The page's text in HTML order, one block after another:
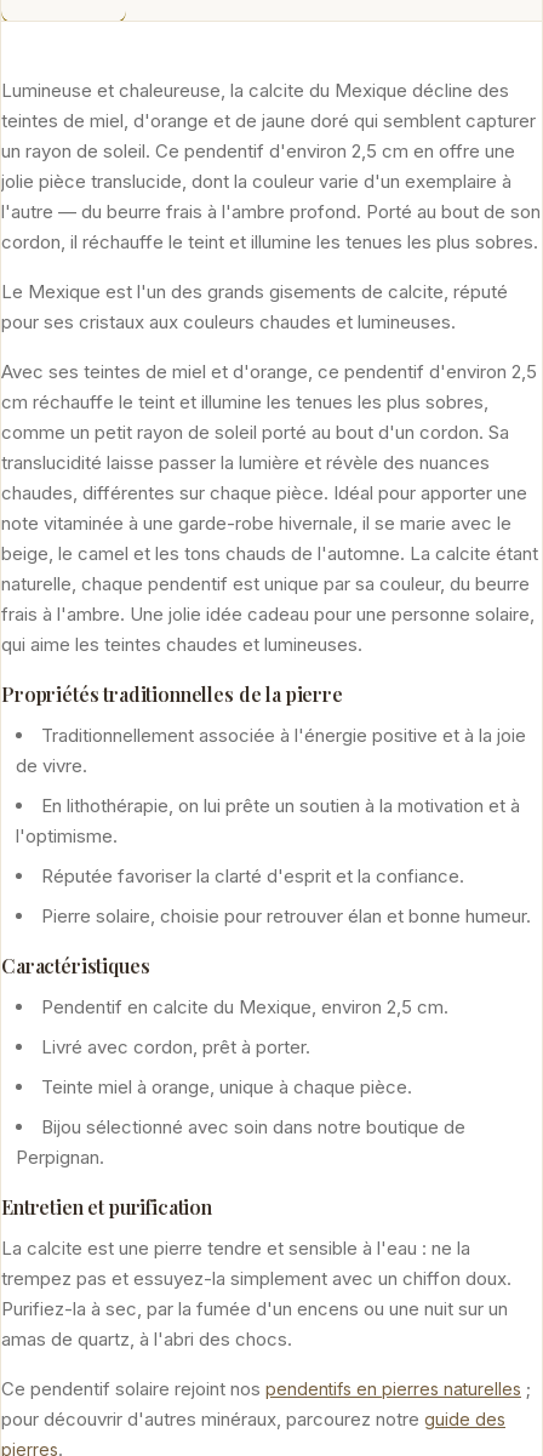
Lumineuse et chaleureuse, la calcite du Mexique décline des
teintes de miel, d'orange et de jaune doré qui semblent capturer
un rayon de soleil. Ce pendentif d'environ 2,5 cm en offre une
jolie pièce translucide, dont la couleur varie d'un exemplaire à
l'autre — du beurre frais à l'ambre profond. Porté au bout de son
cordon, il réchauffe le teint et illumine les tenues les plus sobres.
Le Mexique est l'un des grands gisements de calcite, réputé
pour ses cristaux aux couleurs chaudes et lumineuses.
Avec ses teintes de miel et d'orange, ce pendentif d'environ 2,5
cm réchauffe le teint et illumine les tenues les plus sobres,
comme un petit rayon de soleil porté au bout d'un cordon. Sa
translucidité laisse passer la lumière et révèle des nuances
chaudes, différentes sur chaque pièce. Idéal pour apporter une
note vitaminée à une garde-robe hivernale, il se marie avec le
beige, le camel et les tons chauds de l'automne. La calcite étant
naturelle, chaque pendentif est unique par sa couleur, du beurre
frais à l'ambre. Une jolie idée cadeau pour une personne solaire,
qui aime les teintes chaudes et lumineuses.
Propriétés traditionnelles de la pierre
Traditionnellement associée à l'énergie positive et à la joie
de vivre.
En lithothérapie, on lui prête un soutien à la motivation et à
l'optimisme.
Réputée favoriser la clarté d'esprit et la confiance.
Pierre solaire, choisie pour retrouver élan et bonne humeur.
Caractéristiques
Pendentif en calcite du Mexique, environ 2,5 cm.
Livré avec cordon, prêt à porter.
Teinte miel à orange, unique à chaque pièce.
Bijou sélectionné avec soin dans notre boutique de
Perpignan.
Entretien et purification
La calcite est une pierre tendre et sensible à l'eau : ne la
trempez pas et essuyez-la simplement avec un chiffon doux.
Purifiez-la à sec, par la fumée d'un encens ou une nuit sur un
amas de quartz, à l'abri des chocs.
Ce pendentif solaire rejoint nos pendentifs en pierres naturelles ;
pour découvrir d'autres minéraux, parcourez notre guide des
pierres.